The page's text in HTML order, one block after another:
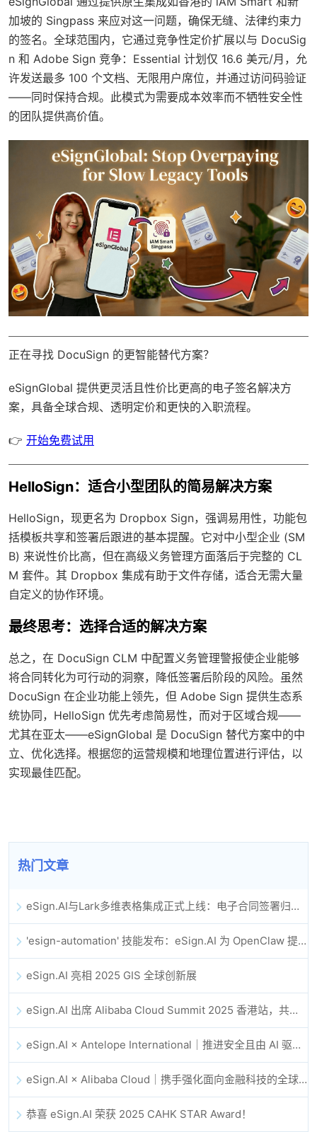
加坡的 Singpass 来应对这一问题，确保无缝、法律约束力
的签名。全球范围内，它通过竞争性定价扩展以与 DocuSig
n 和 Adobe Sign 竞争：Essential 计划仅 16.6 美元/月，允
许发送最多 100 个文档、无限用户席位，并通过访问码验证
——同时保持合规。此模式为需要成本效率而不牺牲安全性
的团队提供高价值。
正在寻找 DocuSign 的更智能替代方案？
eSignGlobal 提供更灵活且性价比更高的电子签名解决方
案，具备全球合规、透明定价和更快的入职流程。
👉 开始免费试用
HelloSign：适合小型团队的简易解决方案
HelloSign，现更名为 Dropbox Sign，强调易用性，功能包
括模板共享和签署后跟进的基本提醒。它对中小型企业 (SM
B) 来说性价比高，但在高级义务管理方面落后于完整的 CL
M 套件。其 Dropbox 集成有助于文件存储，适合无需大量
自定义的协作环境。
最终思考：选择合适的解决方案
总之，在 DocuSign CLM 中配置义务管理警报使企业能够
将合同转化为可行动的洞察，降低签署后阶段的风险。虽然
DocuSign 在企业功能上领先，但 Adobe Sign 提供生态系
统协同，HelloSign 优先考虑简易性，而对于区域合规——
尤其在亚太——eSignGlobal 是 DocuSign 替代方案中的中
立、优化选择。根据您的运营规模和地理位置进行评估，以
实现最佳匹配。
热门文章
eSign.AI与Lark多维表格集成正式上线：电子合同签署归档全程自动化
'esign-automation' 技能发布：eSign.AI 为 OpenClaw 提供自动化电子签名能力
eSign.AI 亮相 2025 GIS 全球创新展
eSign.AI 出席 Alibaba Cloud Summit 2025 香港站，共同探讨 AI 驱动的云创新与数字信任未来
eSign.AI × Antelope International｜推进安全且由 AI 驱动的数字化工作流
eSign.AI × Alibaba Cloud｜携手强化面向金融科技的全球数字信任
恭喜 eSign.AI 荣获 2025 CAHK STAR Award！